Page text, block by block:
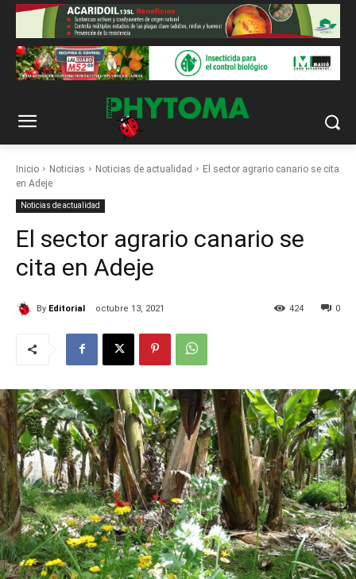
Inicio Noticias Noticias de actualidad
El sector agrario canario se cita
en Adeje
Noticias de actualidad
El sector agrario canario se
cita en Adeje
By Editorial octubre 13, 2021 0
424